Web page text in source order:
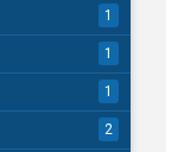
1
1
1
2